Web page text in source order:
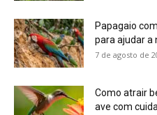
Papagaio
para ajudar a
7 de agosto de
Como atrair
ave com